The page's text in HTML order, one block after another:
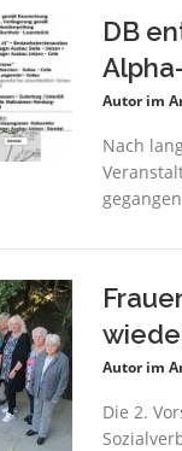
DB
Autor im
Nach
Autor im
Die 2.